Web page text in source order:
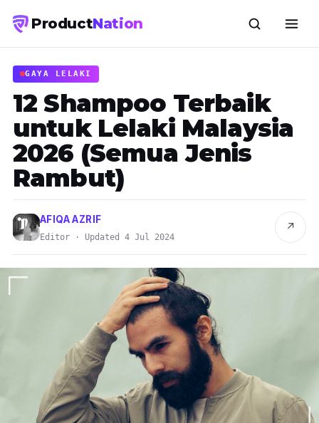
ProductNation
GAYA LELAKI
12 Shampoo Terbaik
untuk Lelaki Malaysia
2026 (Semua Jenis
Rambut)
AFIQA AZRIF
Editor · Updated 4 Jul 2024
↗